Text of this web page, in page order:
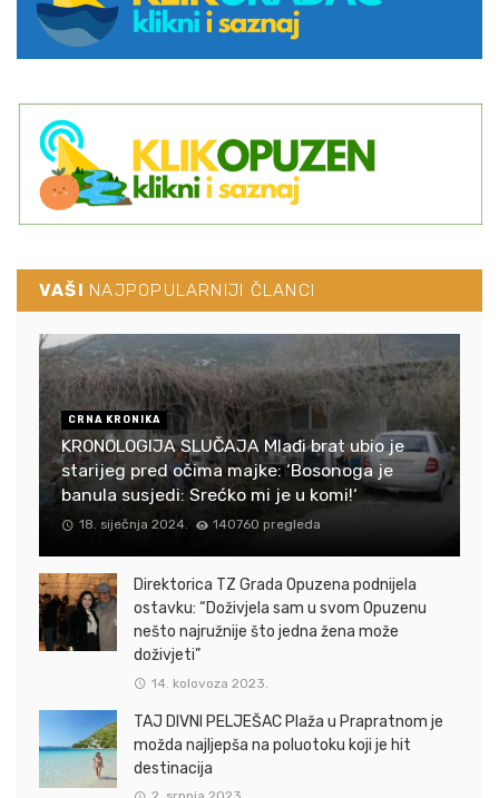
VAŠI NAJPOPULARNIJI ČLANCI
CRNA KRONIKA
KRONOLOGIJA SLUČAJA Mlađi brat ubio je
starijeg pred očima majke: ‘Bosonoga je
banula susjedi: Srećko mi je u komi!‘
18. siječnja 2024. 140760 pregleda
Direktorica TZ Grada Opuzena podnijela
ostavku: “Doživjela sam u svom Opuzenu
nešto najružnije što jedna žena može
doživjeti”
14. kolovoza 2023.
TAJ DIVNI PELJEŠAC Plaža u Prapratnom je
možda najljepša na poluotoku koji je hit
destinacija